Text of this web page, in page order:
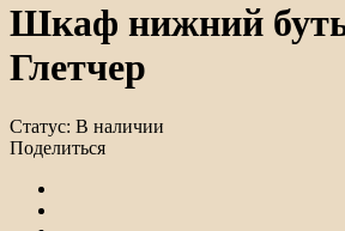
Шкаф нижний
Глетчер
Статус: В наличии
Поделиться